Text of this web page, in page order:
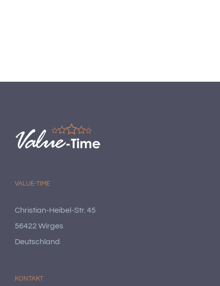
VALUE-TIME
Christian-Heibel-Str. 45
56422 Wirges
Deutschland
KONTAKT